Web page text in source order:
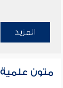
المزيد
متون